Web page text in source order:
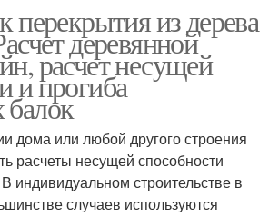
перекрытия из дерева
деревянной
расчет несущей
и прогиба
дома или любой другого строения
расчеты несущей способности
индивидуальном строительстве в
случаев используются